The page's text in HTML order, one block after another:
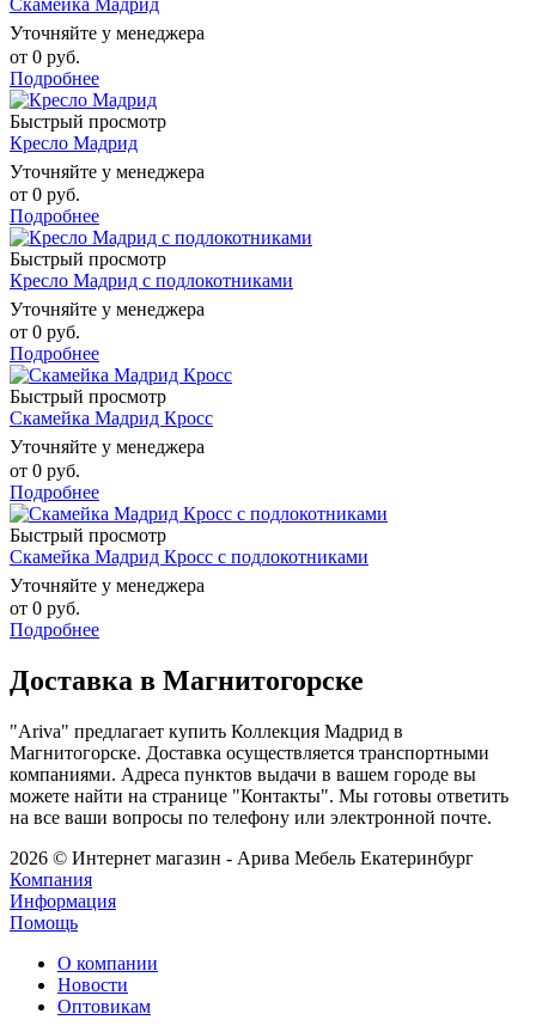
Скамейка Мадрид
Уточняйте у менеджера
от 0 руб.
Подробнее
Быстрый просмотр
Кресло Мадрид
Уточняйте у менеджера
от 0 руб.
Подробнее
Быстрый просмотр
Кресло Мадрид с подлокотниками
Уточняйте у менеджера
от 0 руб.
Подробнее
Быстрый просмотр
Скамейка Мадрид Кросс
Уточняйте у менеджера
от 0 руб.
Подробнее
Быстрый просмотр
Скамейка Мадрид Кросс с подлокотниками
Уточняйте у менеджера
от 0 руб.
Подробнее
Доставка в Магнитогорске
"Ariva" предлагает купить Коллекция Мадрид в
Магнитогорске. Доставка осуществляется транспортными
компаниями. Адреса пунктов выдачи в вашем городе вы
можете найти на странице "Контакты". Мы готовы ответить
на все ваши вопросы по телефону или электронной почте.
2026 © Интернет магазин - Арива Мебель Екатеринбург
Компания
Информация
Помощь
О компании
Новости
Оптовикам